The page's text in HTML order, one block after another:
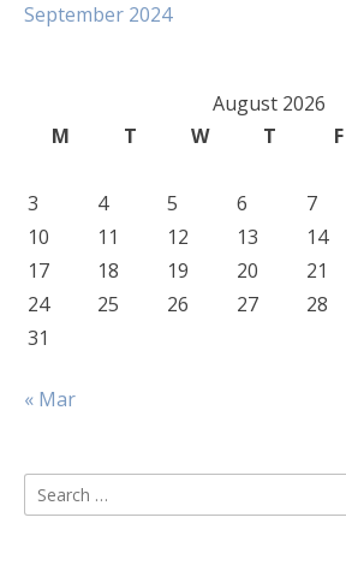
September 2024
August 2026
M
T W T F
3
4 5 6 7
10
11 12 13 14
17
18 19 20 21
24
25 26 27 28
31
« Mar
Search
for: